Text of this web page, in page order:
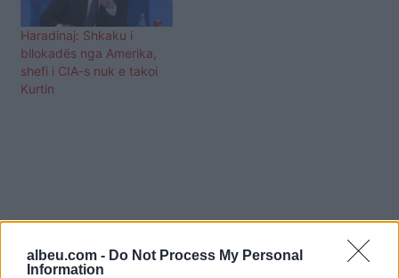
albeu.com - Do Not Process My Personal
Information
Haradinaj: Shkaku i
bllokadës nga Amerika,
shefi i CIA-s nuk e takoi
Kurtin